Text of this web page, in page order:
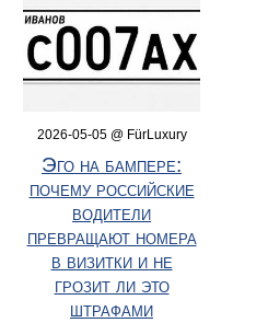
2026-05-05 @ FürLuxury
Эго на бампере:
почему российские
водители
превращают номера
в визитки и не
грозит ли это
штрафами